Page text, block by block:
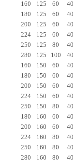
160 125 60 40
180
125 60 40
200
125 60 40
224
125 60 40
250
125 80 40
280
125 100 40
160
150 60 40
180
150 60
40
200
150 60
40
224
150 60
40
250
150 80
40
180
160 60
40
200
160 60
40
224
160 80
40
250
160 80
40
280
160 80
40